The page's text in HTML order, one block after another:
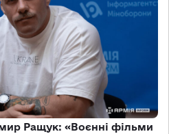
Ращук: «Воєнні фільми